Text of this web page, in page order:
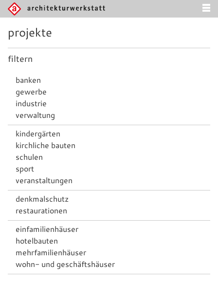
projekte
filtern
banken
gewerbe
industrie
verwaltung
kindergärten
kirchliche bauten
schulen
sport
veranstaltungen
denkmalschutz
restaurationen
einfamilienhäuser
hotelbauten
mehrfamilienhäuser
wohn- und geschäftshäuser